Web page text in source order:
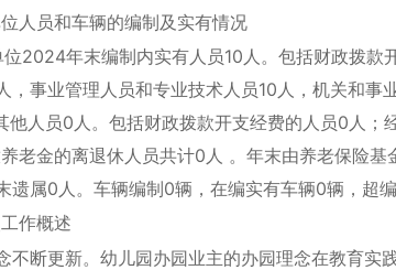
位人员和车辆的编制及实有情况
年末编制内实有人员10人。包括财政拨款
，事业管理人员和专业技术人员10人，机关和事
他人员0人。包括财政拨款开支经费的人员0人；
老金的离退休人员共计0人 。年末由养老保险
遗属0人。车辆编制0辆，在编实有车辆0辆，超
作概述
不断更新。幼儿园办园业主的办园理念在教育实